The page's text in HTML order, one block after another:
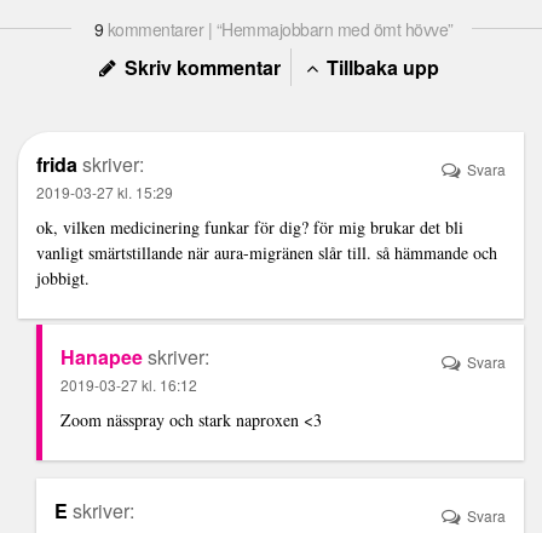
9 kommentarer | “Hemmajobbarn med ömt hövve”
Skriv kommentar Tillbaka upp
frida skriver:
2019-03-27 kl. 15:29
ok, vilken medicinering funkar för dig? för mig brukar det bli
vanligt smärtstillande när aura-migränen slår till. så hämmande och
jobbigt.
Svara
Hanapeeskriver:
2019-03-27 kl. 16:12
Zoom nässpray och stark naproxen <3
Svara
E skriver: Svara